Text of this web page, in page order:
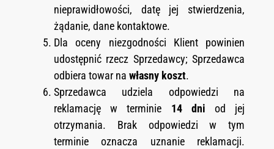
nieprawidłowości, datę jej stwierdzenia,
żądanie, dane kontaktowe.
Dla oceny niezgodności Klient powinien
udostępnić rzecz Sprzedawcy; Sprzedawca
odbiera towar na własny koszt.
Sprzedawca udziela odpowiedzi na
reklamację w terminie 14 dni od jej
otrzymania. Brak odpowiedzi w tym
terminie oznacza uznanie reklamacji.